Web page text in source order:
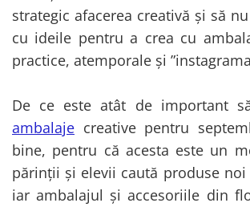
Iasomie
Margarete
Narcise
Capete flori
Cap minirosa
Cap orhidee phalaenopsis
Crengi decorative
Ghirlande
Petrecere fetite
Petrecere Baieti
Petrecere Adulti
strategic afacerea creativă și să
cu ideile pentru a crea cu
practice, atemporale și
De ce este atât de important
ambalaje creative pentru
bine, pentru că acesta este un
părinții și elevii caută produse noi
iar ambalajul și accesoriile din